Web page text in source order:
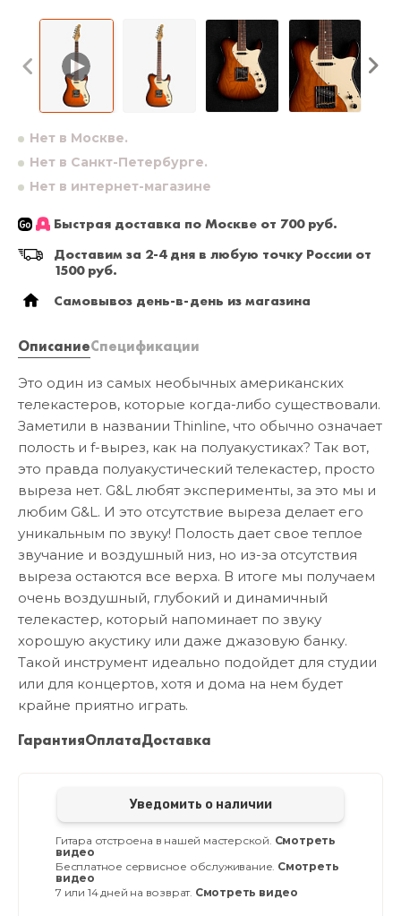
Нет в Москве.
Нет в Санкт-Петербурге.
Нет в интернет-магазине
Быстрая доставка по Москве от 700 руб.
Доставим за 2-4 дня в любую точку России от
1500 руб.
Самовывоз день-в-день из магазина
ОписаниеСпецификации
Это один из самых необычных американских
телекастеров, которые когда-либо существовали.
Заметили в названии Thinline, что обычно означает
полость и f-вырез, как на полуакустиках? Так вот,
это правда полуакустический телекастер, просто
выреза нет. G&L любят эксперименты, за это мы и
любим G&L. И это отсутствие выреза делает его
уникальным по звуку! Полость дает свое теплое
звучание и воздушный низ, но из-за отсутствия
выреза остаются все верха. В итоге мы получаем
очень воздушный, глубокий и динамичный
телекастер, который напоминает по звуку
хорошую акустику или даже джазовую банку.
Такой инструмент идеально подойдет для студии
или для концертов, хотя и дома на нем будет
крайне приятно играть.
ГарантияОплатаДоставка
Уведомить о наличии
Гитара отстроена в нашей мастерской. Смотреть
видео
Бесплатное сервисное обслуживание. Смотреть
видео
7 или 14 дней на возврат. Смотреть видео